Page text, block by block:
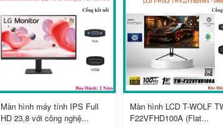
Màn hình máy tính IPS Full
HD 23,8 với công nghệ...
Màn hình LCD T-WOLF
F22VFHD100A (Flat...